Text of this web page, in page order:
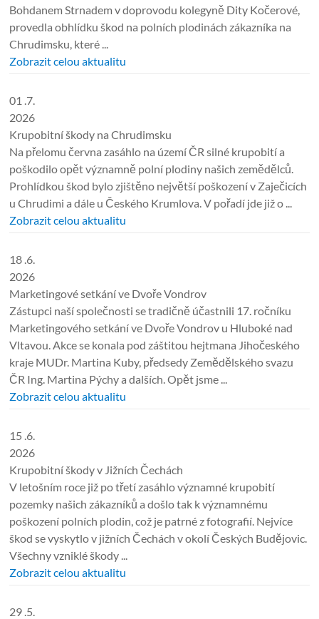
Bohdanem Strnadem v doprovodu kolegyně Dity Kočerové,
provedla obhlídku škod na polních plodinách zákazníka na
Chrudimsku, které ...
Zobrazit celou aktualitu
01 .7.
2026
Krupobitní škody na Chrudimsku
Na přelomu června zasáhlo na území ČR silné krupobití a
poškodilo opět významně polní plodiny našich zemědělců.
Prohlídkou škod bylo zjištěno největší poškození v Zaječicích
u Chrudimi a dále u Českého Krumlova. V pořadí jde již o ...
Zobrazit celou aktualitu
18 .6.
2026
Marketingové setkání ve Dvoře Vondrov
Zástupci naší společnosti se tradičně účastnili 17. ročníku
Marketingového setkání ve Dvoře Vondrov u Hluboké nad
Vltavou. Akce se konala pod záštitou hejtmana Jihočeského
kraje MUDr. Martina Kuby, předsedy Zemědělského svazu
ČR Ing. Martina Pýchy a dalších. Opět jsme ...
Zobrazit celou aktualitu
15 .6.
2026
Krupobitní škody v Jižních Čechách
V letošním roce již po třetí zasáhlo významné krupobití
pozemky našich zákazníků a došlo tak k významnému
poškození polních plodin, což je patrné z fotografií. Nejvíce
škod se vyskytlo v jižních Čechách v okolí Českých Budějovic.
Všechny vzniklé škody ...
Zobrazit celou aktualitu
29 .5.